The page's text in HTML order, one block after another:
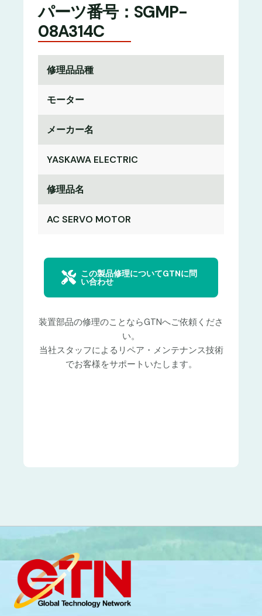
パーツ番号：SGMP-
08A314C
修理品品種
モーター
メーカー名
YASKAWA ELECTRIC
修理品名
AC SERVO MOTOR
この製品修理についてGTNに問
い合わせ
装置部品の修理のことならGTNへご依頼くださ
い。
当社スタッフによるリペア・メンテナンス技術
でお客様をサポートいたします。